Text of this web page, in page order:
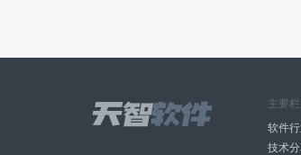
主要
软件
技术